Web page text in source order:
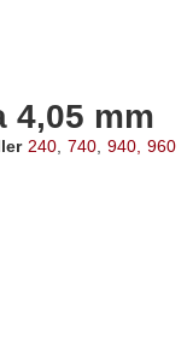
4,05 mm
240 740 940, 960